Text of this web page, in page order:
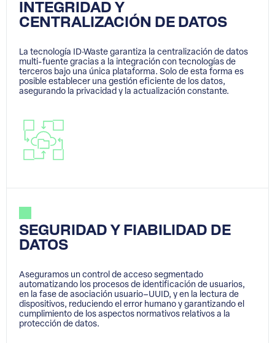
INTEGRIDAD Y
CENTRALIZACIÓN DE DATOS
La tecnología ID·Waste garantiza la centralización de datos
multi-fuente gracias a la integración con tecnologías de
terceros bajo una única plataforma. Solo de esta forma es
posible establecer una gestión eficiente de los datos,
asegurando la privacidad y la actualización constante.
SEGURIDAD Y FIABILIDAD DE
DATOS
Aseguramos un control de acceso segmentado
automatizando los procesos de identificación de usuarios,
en la fase de asociación usuario–UUID, y en la lectura de
dispositivos, reduciendo el error humano y garantizando el
cumplimiento de los aspectos normativos relativos a la
protección de datos.